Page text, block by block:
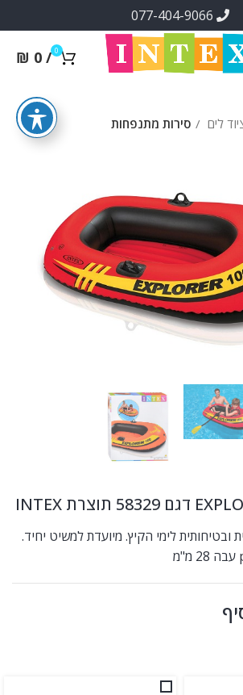
0
/
₪ 0
לים סירות מתנפחות
ובטיחותית לימי הקיץ. מיועדת למשיט יחיד.